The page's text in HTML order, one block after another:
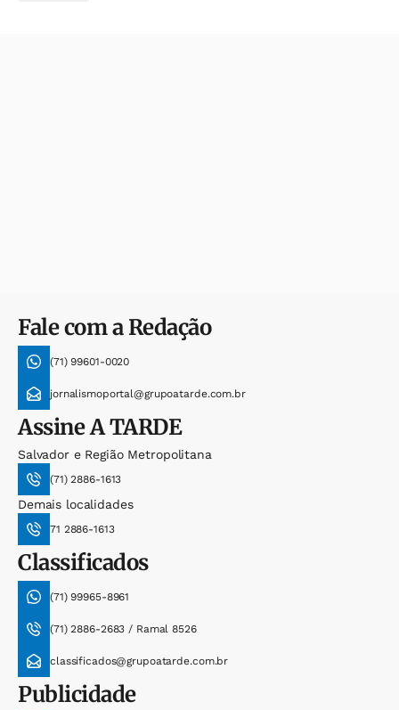
Fale com a Redação
(71) 99601-0020
jornalismoportal@grupoatarde.com.br
AssineA TARDE
Salvador e Região Metropolitana
(71) 2886-1613
Demais localidades
71 2886-1613
Classificados
(71) 99965-8961
(71) 2886-2683 / Ramal 8526
classificados@grupoatarde.com.br
Publicidade